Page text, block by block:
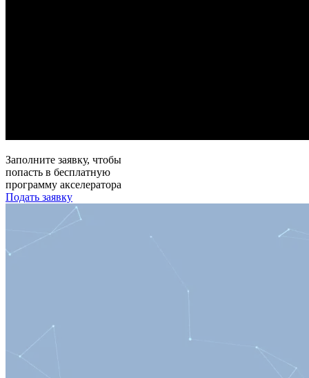
Заполните заявку, чтобы
попасть в бесплатную
программу акселератора
Подать заявку